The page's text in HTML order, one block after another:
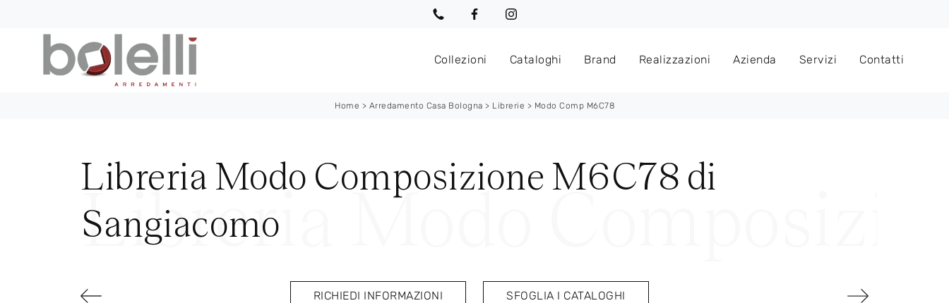
Collezioni Cataloghi Brand Realizzazioni Azienda Servizi Contatti
Home > Arredamento Casa Bologna > Librerie > Modo Comp M6C78
Libreria Modo Composizione M6C78 di
Sangiacomo
RICHIEDI INFORMAZIONI SFOGLIA I CATALOGHI